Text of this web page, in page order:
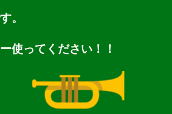
。
使ってください！！